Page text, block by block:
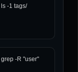
ls -1 tags/
grep -R "user"